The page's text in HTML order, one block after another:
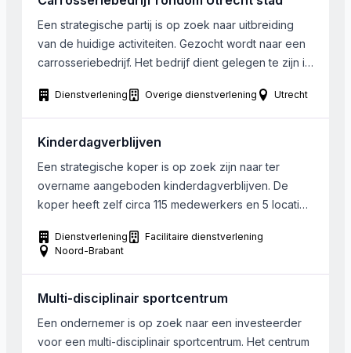
Een strategische partij is op zoek naar uitbreiding
van de huidige activiteiten. Gezocht wordt naar een
carrosseriebedrijf. Het bedrijf dient gelegen te zijn in
eventueel niet overnemen van het bedrijfspand
heeft de voorkeur. De ideale personeelsbezetting is
ongeveer 8 man.
Dienstverlening Overige dienstverlening Utrecht
Kinderdagverblijven
Een strategische koper is op zoek zijn naar ter
overname aangeboden kinderdagverblijven. De
koper heeft zelf circa 115 medewerkers en 5 locaties
peuteropvang/peuterarrangementen. De gewenste
overnamekandidaten zijn gevestigd in Noord
Hertogenbosch – DAS (Deurne-Asten-Someren).
Dienstverlening
Facilitaire dienstverlening
Noord-Brabant
Multi-disciplinair sportcentrum
Een ondernemer is op zoek naar een investeerder
voor een multi-disciplinair sportcentrum. Het centrum